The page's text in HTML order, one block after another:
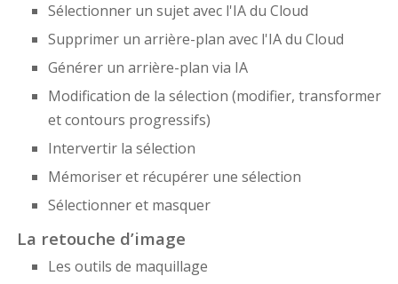
Sélectionner un sujet avec l'IA du Cloud
Supprimer un arrière-plan avec l'IA du Cloud
Générer un arrière-plan via IA
Modification de la sélection (modifier, transformer
et contours progressifs)
Intervertir la sélection
Mémoriser et récupérer une sélection
Sélectionner et masquer
La retouche d’image
Les outils de maquillage